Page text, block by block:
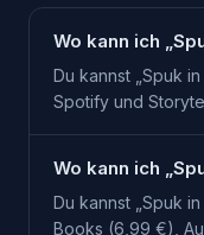
Wo kann ich
Du kannst „Spuk
Spotify und
Wo kann ich
Du kannst „Spuk
Books (6,99 €),